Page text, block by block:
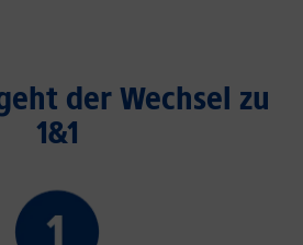
der Wechsel zu
1&1